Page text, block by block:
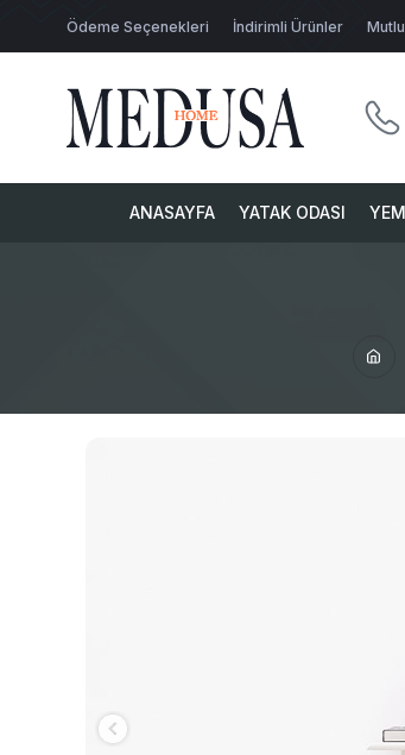
Ödeme Seçenekleri İndirimli Ürünler
ANASAYFA YATAK ODASI